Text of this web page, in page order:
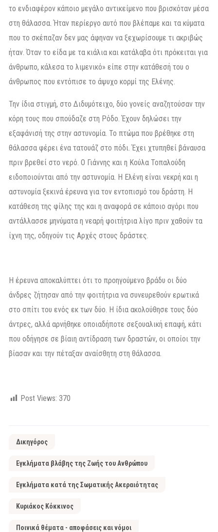
το ενδιαφέρον κάποιο μεγάλο αντικείμενο που βρισκόταν μέσα
στη θάλασσα. Ήταν περίεργο αυτό που βλέπαμε και τα κύματα
που το σκέπαζαν δεν μας άφηναν να ξεχωρίσουμε τι ακριβώς
ήταν. Όταν το είδα με τα κιάλια και κατάλαβα ότι πρόκειται για
άνθρωπο, κάλεσα το λιμενικό» είπε στην κατάθεσή του ο
άνθρωπος που εντόπισε το άψυχο κορμί της Ελένης.
Την ίδια στιγμή, στο Διδυμότειχο, δύο γονείς αναζητούσαν την
κόρη τους που σπούδαζε στη Ρόδο. Έχουν δηλώσει την
εξαφάνισή της στην αστυνομία. Το πτώμα που βρέθηκε στη
θάλασσα φέρει ένα τατουάζ στο πόδι. Έχει χτυπηθεί βάναυσα
πριν βρεθεί στο νερό. Ο Γιάννης και η Κούλα Τοπαλούδη
ειδοποιούνται από την αστυνομία. Η Ελένη είναι νεκρή και η
αστυνομία ξεκινά έρευνα για τον εντοπισμό του δράστη. Η
κατάθεση της φίλης της και η αναφορά σε κάποιο αγόρι που
αντάλλασσε μηνύματα η νεαρή φοιτήτρια λίγο πριν χαθούν τα
ίχνη της, οδηγούν τις Αρχές στους δράστες.
Η έρευνα αποκαλύπτει ότι το προηγούμενο βράδυ οι δύο
άνδρες ζήτησαν από την φοιτήτρια να συνευρεθούν ερωτικά
στο σπίτι του ενός εκ των δύο. Η ίδια ακολούθησε τους δύο
άντρες, αλλά αρνήθηκε οποιαδήποτε σεξουαλική επαφή, κάτι
που οδήγησε σε βίαιη αντίδραση των δραστών, οι οποίοι την
βίασαν και την πέταξαν αναίσθητη στη θάλασσα.
Post Views: 370
Δικηγόρος
Εγκλήματα βλάβης της Ζωής του Ανθρώπου
Εγκλήματα κατά της Σωματικής Ακεραιότητας
Κυριάκος Κόκκινος
Ποινικά θέματα - αποφάσεις και νόμοι